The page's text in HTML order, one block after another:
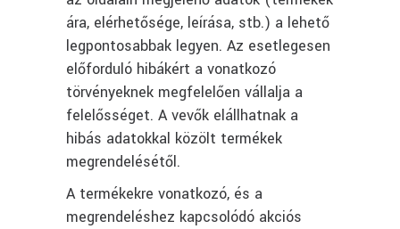
ára, elérhetősége, leírása, stb.) a lehető
legpontosabbak legyen. Az esetlegesen
előforduló hibákért a vonatkozó
törvényeknek megfelelően vállalja a
felelősséget. A vevők elállhatnak a
hibás adatokkal közölt termékek
megrendelésétől.
A termékekre vonatkozó, és a
megrendeléshez kapcsolódó akciós